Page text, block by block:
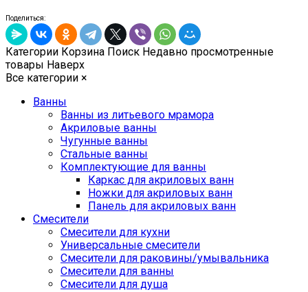
Поделиться:
Категории Корзина Поиск Недавно просмотренные
товары Наверх
Все категории ×
Ванны
Ванны из литьевого мрамора
Акриловые ванны
Чугунные ванны
Стальные ванны
Комплектующие для ванны
Каркас для акриловых ванн
Ножки для акриловых ванн
Панель для акриловых ванн
Смесители
Смесители для кухни
Универсальные смесители
Смесители для раковины/умывальника
Смесители для ванны
Смесители для душа